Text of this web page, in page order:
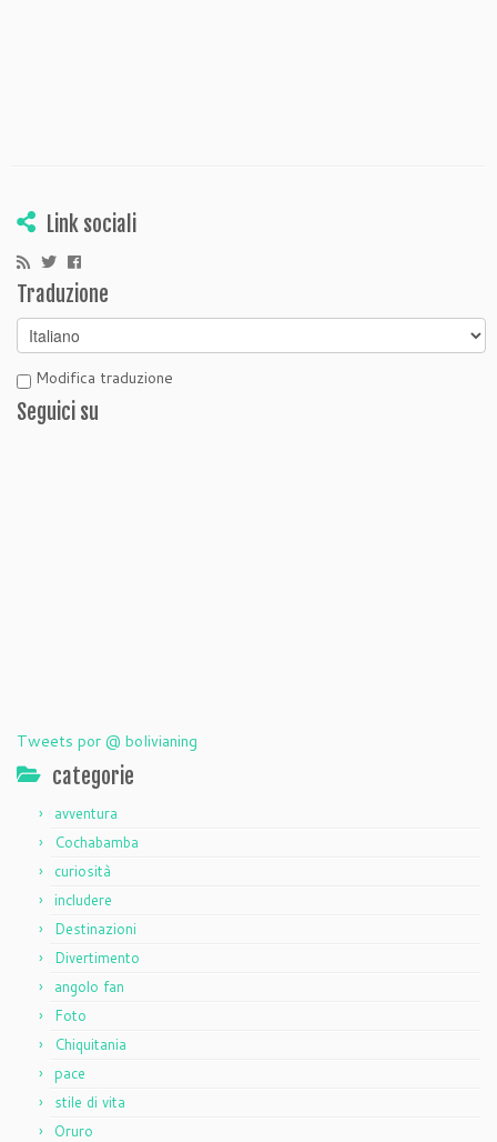
Link sociali
Traduzione
Modifica traduzione
Seguici su
Tweets por @ bolivianing
categorie
avventura
Cochabamba
curiosità
includere
Destinazioni
Divertimento
angolo fan
Foto
Chiquitania
pace
stile di vita
Oruro